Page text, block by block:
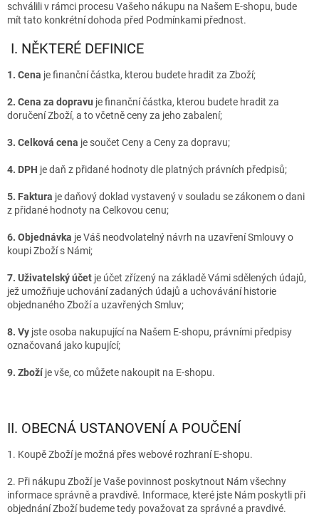
schválili v rámci procesu Vašeho nákupu na Našem E-shopu, bude
mít tato konkrétní dohoda před Podmínkami přednost.
I. NĚKTERÉ DEFINICE
1. Cena je finanční částka, kterou budete hradit za Zboží;
2. Cena za dopravu je finanční částka, kterou budete hradit za
doručení Zboží, a to včetně ceny za jeho zabalení;
3. Celková cena je součet Ceny a Ceny za dopravu;
4. DPH je daň z přidané hodnoty dle platných právních předpisů;
5. Faktura je daňový doklad vystavený v souladu se zákonem o dani
z přidané hodnoty na Celkovou cenu;
6. Objednávka je Váš neodvolatelný návrh na uzavření Smlouvy o
koupi Zboží s Námi;
7. Uživatelský účet je účet zřízený na základě Vámi sdělených údajů,
jež umožňuje uchování zadaných údajů a uchovávání historie
objednaného Zboží a uzavřených Smluv;
8. Vy jste osoba nakupující na Našem E-shopu, právními předpisy
označovaná jako kupující;
9. Zboží je vše, co můžete nakoupit na E-shopu.
II. OBECNÁ USTANOVENÍ A POUČENÍ
1. Koupě Zboží je možná přes webové rozhraní E-shopu.
2. Při nákupu Zboží je Vaše povinnost poskytnout Nám všechny
informace správně a pravdivě. Informace, které jste Nám poskytli při
objednání Zboží budeme tedy považovat za správné a pravdivé.